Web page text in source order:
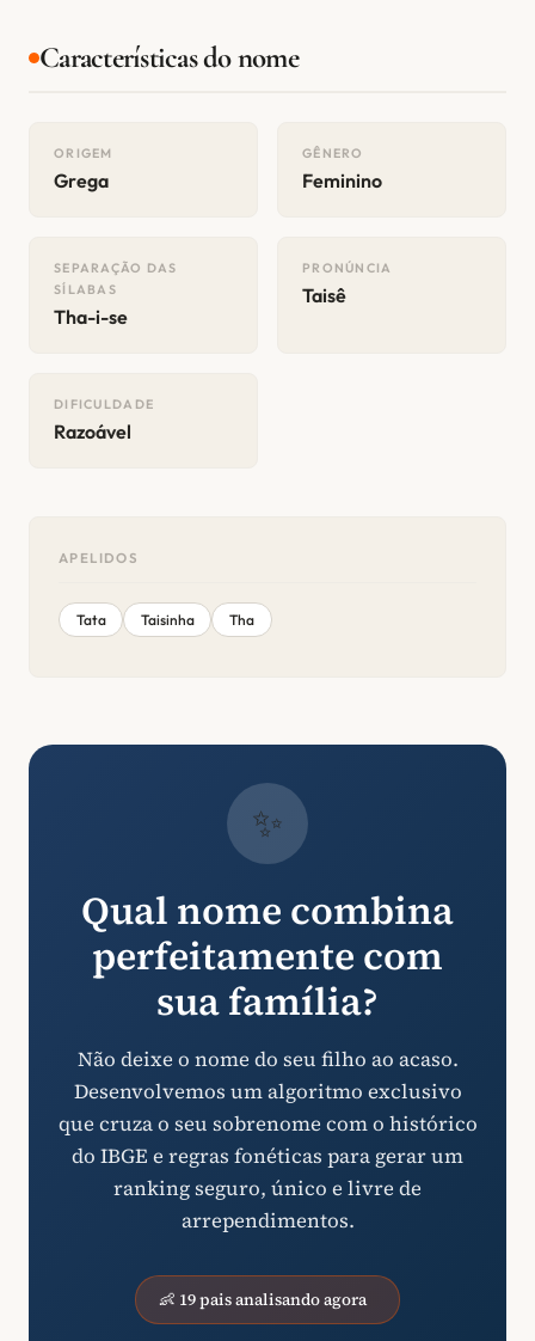
Características do nome
ORIGEM
Grega
GÊNERO
Feminino
SEPARAÇÃO DAS
SÍLABAS
Tha-i-se
PRONÚNCIA
Taisê
DIFICULDADE
Razoável
APELIDOS
Tata Taisinha Tha
✨
Qual nome combina
perfeitamente com
sua família?
Não deixe o nome do seu filho ao acaso.
Desenvolvemos um algoritmo exclusivo
que cruza o seu sobrenome com o histórico
do IBGE e regras fonéticas para gerar um
ranking seguro, único e livre de
arrependimentos.
👶 19 pais analisando agora